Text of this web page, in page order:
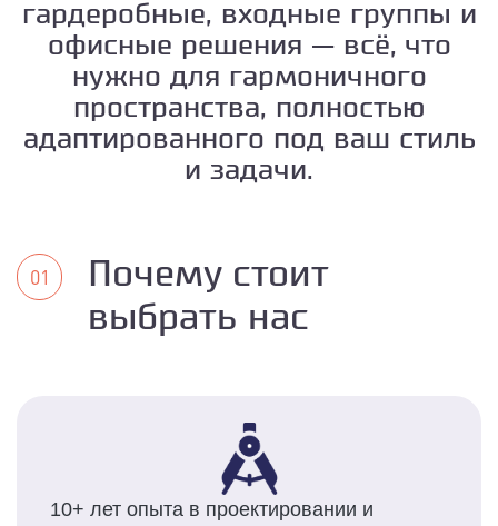
гардеробные, входные группы и
офисные решения — всё, что
нужно для гармоничного
пространства, полностью
адаптированного под ваш стиль
и задачи.
Почему стоит
выбрать нас
10+ лет опыта в проектировании и